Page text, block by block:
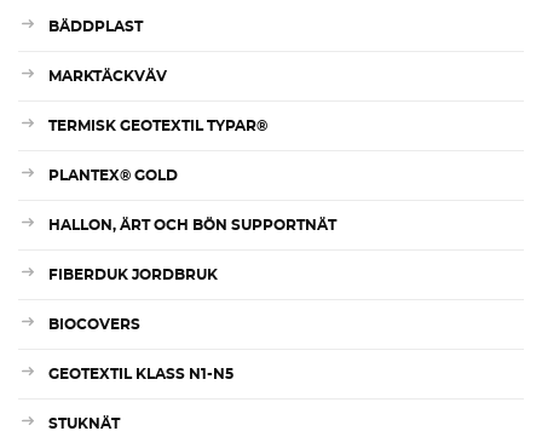
BÄDDPLAST
MARKTÄCKVÄV
TERMISK GEOTEXTIL TYPAR®
PLANTEX® GOLD
HALLON, ÄRT OCH BÖN SUPPORTNÄT
FIBERDUK JORDBRUK
BIOCOVERS
GEOTEXTIL KLASS N1-N5
STUKNÄT